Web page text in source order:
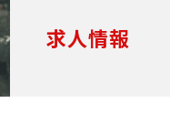
求人情報